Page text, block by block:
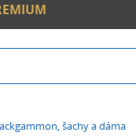
šachy a dáma